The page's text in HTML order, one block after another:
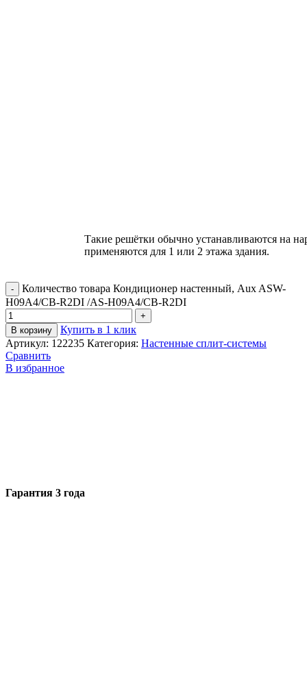
Такие решётки обычно устанавливаются на
применяются для 1 или 2 этажа здания.
Количество товара Кондиционер настенный, Aux ASW-
H09A4/СB-R2DI /AS-H09A4/СB-R2DI
В корзину
Купить в 1 клик
Артикул: 122235 Категория: Настенные сплит-системы
Сравнить
В избранное
Гарантия 3 года